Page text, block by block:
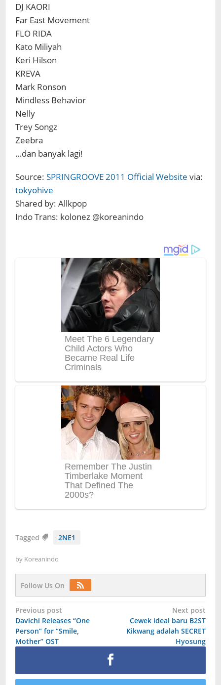
DJ KAORI
Far East Movement
FLO RIDA
Kato Miliyah
Keri Hilson
KREVA
Mark Ronson
Mindless Behavior
Nelly
Trey Songz
Zeebra
…dan banyak lagi!
Source: SPRINGROOVE 2011 Official Website via:
tokyohive
Shared by: Allkpop
Indo Trans: kolonez @koreanindo
Tagged 2NE1
by Koreanindo
Follow Us On
Post
navigation
Previous post
Davichi Releases “One
Person” for “Smile,
Mother” OST
Next post
Cewek ideal baru B2ST
Kikwang adalah SECRET
Hyosung